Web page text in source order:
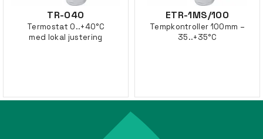
TR-040
Termostat 0..+40°C
med lokal justering
ETR-1MS/100
Tempkontroller 100mm –
35..+35°C